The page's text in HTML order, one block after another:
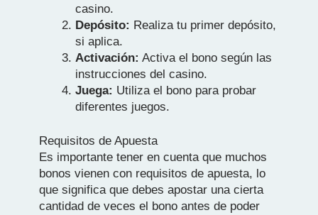
casino.
Depósito: Realiza tu primer depósito,
si aplica.
Activación: Activa el bono según las
instrucciones del casino.
Juega: Utiliza el bono para probar
diferentes juegos.
Requisitos de Apuesta
Es importante tener en cuenta que muchos
bonos vienen con requisitos de apuesta, lo
que significa que debes apostar una cierta
cantidad de veces el bono antes de poder